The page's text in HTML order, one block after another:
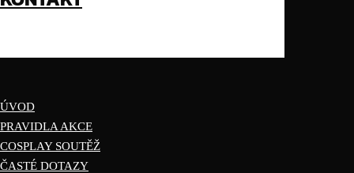
ÚVOD
PRAVIDLA AKCE
COSPLAY SOUTĚŽ
ČASTÉ DOTAZY